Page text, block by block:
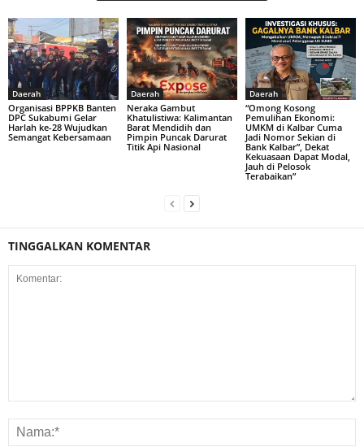
Daerah
Organisasi BPPKB Banten
DPC Sukabumi Gelar
Harlah ke-28 Wujudkan
Semangat Kebersamaan
Daerah
Neraka Gambut
Khatulistiwa: Kalimantan
Barat Mendidih dan
Pimpin Puncak Darurat
Titik Api Nasional
Daerah
“Omong Kosong
Pemulihan Ekonomi:
UMKM di Kalbar Cuma
Jadi Nomor Sekian di
Bank Kalbar”, Dekat
Kekuasaan Dapat Modal,
Jauh di Pelosok
Terabaikan”
TINGGALKAN KOMENTAR